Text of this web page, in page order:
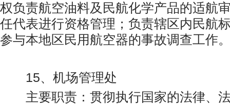
权负责航空油料及民航化学产品的适航
任代表进行资格管理；负责辖区内民航
参与本地区民用航空器的事故调查工作
15、机场管理处
主要职责：贯彻执行国家的法律、